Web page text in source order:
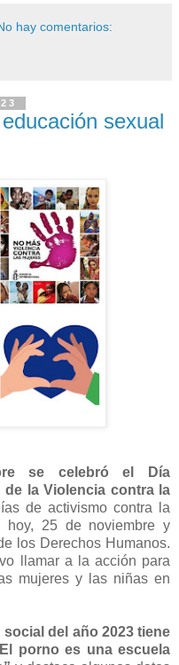
hay comentarios:
sexual
se celebró el Día
de la Violencia contra la
de activismo contra la
hoy, 25 de noviembre y
los Derechos Humanos.
llamar a la acción para
mujeres y las niñas en
del año 2023 tiene
porno es una escuela